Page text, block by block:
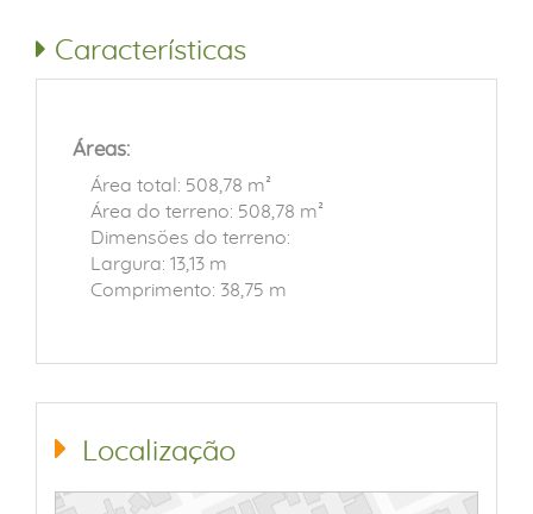
Características
Áreas:
Área total: 508,78 m²
Área do terreno: 508,78 m²
Dimensões do terreno:
Largura: 13,13 m
Comprimento: 38,75 m
Localização